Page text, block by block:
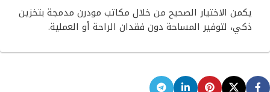
يكمن الاختيار الصحيح من خلال مكاتب مودرن مدمجة بتخزين
ذكي، لتوفير المساحة دون فقدان الراحة أو العملية.